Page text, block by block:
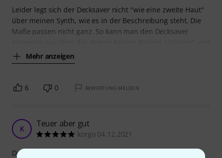
Leider legt sich der Decksaver nicht "wie eine zweite Haut"
über meinen Synth, wie es in der Beschreibung steht. Die
Maße passen nicht ganz. So kann man den Decksaver
Mehr anzeigen
6 0 BEWERTUNG MELDEN
K Teuer aber gut
korgo 04.12.2021
Das ist schon der dritte Desksaver für mich. Damit kann